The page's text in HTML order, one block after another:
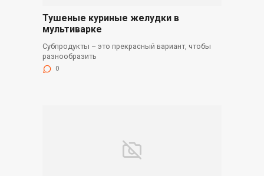
Тушеные куриные желудки в
мультиварке
Субпродукты – это прекрасный вариант, чтобы
разнообразить
0